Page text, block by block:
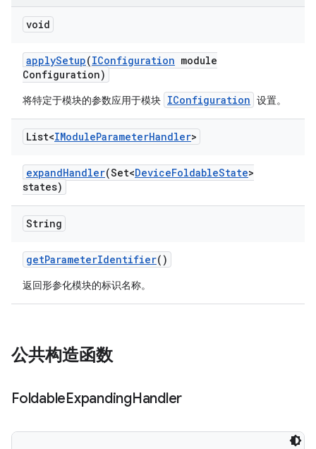
void
applySetup(IConfiguration module
Configuration)
将特定于模块的参数应用于模块 IConfiguration 设置。
List<IModuleParameterHandler>
expandHandler(Set<DeviceFoldableState>
states)
String
getParameterIdentifier()
返回形参化模块的标识名称。
公共构造函数
FoldableExpandingHandler